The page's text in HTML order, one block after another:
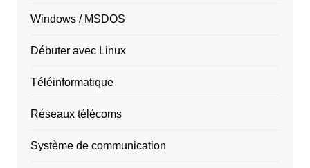
Windows / MSDOS
Débuter avec Linux
Téléinformatique
Réseaux télécoms
Système de communication